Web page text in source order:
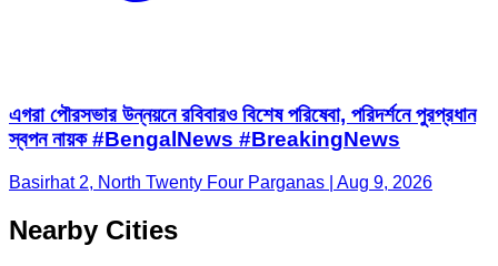
এগরা পৌরসভার উন্নয়নে রবিবারও বিশেষ পরিষেবা, পরিদর্শনে পুরপ্রধান
স্বপন নায়ক #BengalNews #BreakingNews
Basirhat 2, North Twenty Four Parganas | Aug 9, 2026
Nearby Cities